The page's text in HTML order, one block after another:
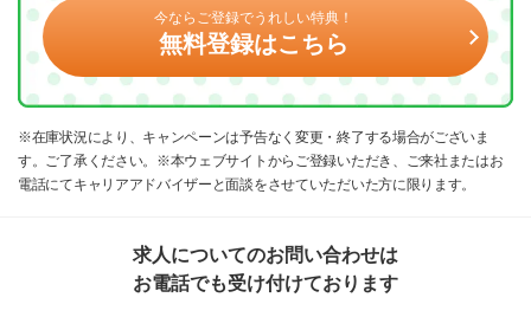
今ならご登録でうれしい特典！
無料登録はこちら
※在庫状況により、キャンペーンは予告なく変更・終了する場合がございま
す。ご了承ください。※本ウェブサイトからご登録いただき、ご来社またはお
電話にてキャリアアドバイザーと面談をさせていただいた方に限ります。
求人についてのお問い合わせは
お電話でも受け付けております